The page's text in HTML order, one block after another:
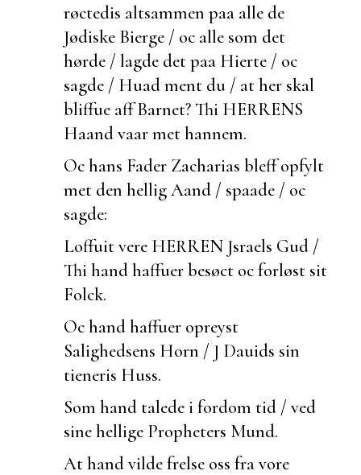
røctedis altsammen paa alle de
Jødiske Bierge / oc alle som det
hørde / lagde det paa Hierte / oc
sagde / Huad ment du / at her skal
bliffue aff Barnet? Thi HERRENS
Haand vaar met hannem.
Oc hans Fader Zacharias bleff opfylt
met den hellig Aand / spaade / oc
sagde:
Loffuit vere HERREN Jsraels Gud /
Thi hand haffuer besøct oc forløst sit
Folck.
Oc hand haffuer opreyst
Salighedsens Horn / J Dauids sin
tieneris Huss.
Som hand talede i fordom tid / ved
sine hellige Propheters Mund.
At hand vilde frelse oss fra vore